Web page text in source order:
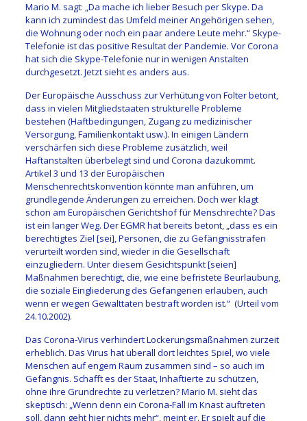
Mario M. sagt: „Da mache ich lieber Besuch per Skype. Da
kann ich zumindest das Umfeld meiner Angehörigen sehen,
die Wohnung oder noch ein paar andere Leute mehr.“ Skype-
Telefonie ist das positive Resultat der Pandemie. Vor Corona
hat sich die Skype-Telefonie nur in wenigen Anstalten
durchgesetzt. Jetzt sieht es anders aus.
Der Europäische Ausschuss zur Verhütung von Folter betont,
dass in vielen Mitgliedstaaten strukturelle Probleme
bestehen (Haftbedingungen, Zugang zu medizinischer
Versorgung, Familienkontakt usw.). In einigen Ländern
verschärfen sich diese Probleme zusätzlich, weil
Haftanstalten überbelegt sind und Corona dazukommt.
Artikel 3 und 13 der Europäischen
Menschenrechtskonvention könnte man anführen, um
grundlegende Änderungen zu erreichen. Doch wer klagt
schon am Europäischen Gerichtshof für Menschrechte? Das
ist ein langer Weg. Der EGMR hat bereits betont, „dass es ein
berechtigtes Ziel [sei], Personen, die zu Gefängnisstrafen
verurteilt worden sind, wieder in die Gesellschaft
einzugliedern. Unter diesem Gesichtspunkt [seien]
Maßnahmen berechtigt, die, wie eine befristete Beurlaubung,
die soziale Eingliederung des Gefangenen erlauben, auch
wenn er wegen Gewalttaten bestraft worden ist.“ (Urteil vom
24.10.2002).
Das Corona-Virus verhindert Lockerungsmaßnahmen zurzeit
erheblich. Das Virus hat überall dort leichtes Spiel, wo viele
Menschen auf engem Raum zusammen sind – so auch im
Gefängnis. Schafft es der Staat, Inhaftierte zu schützen,
ohne ihre Grundrechte zu verletzen? Mario M. sieht das
skeptisch: „Wenn denn ein Corona-Fall im Knast auftreten
soll, dann geht hier nichts mehr“, meint er. Er spielt auf die